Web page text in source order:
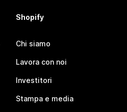
Shopify
Chi siamo
Lavora con noi
Investitori
Stampa e media